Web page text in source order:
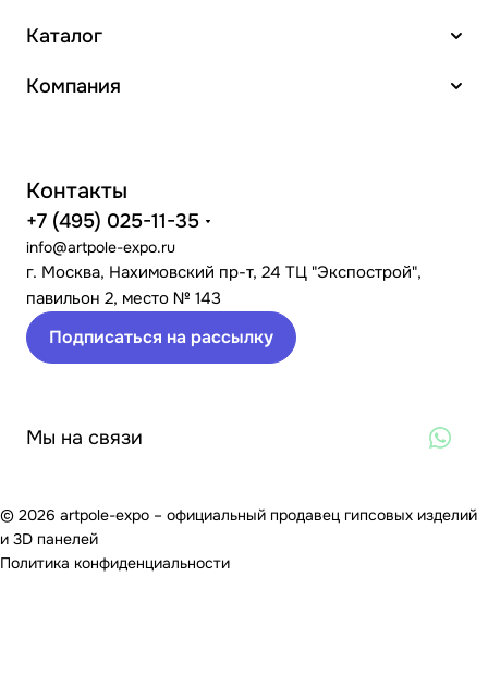
Каталог
Компания
Контакты
+7 (495) 025-11-35
info@artpole-expo.ru
г. Москва, Нахимовский пр-т, 24 ТЦ "Экспострой",
павильон 2, место № 143
Подписаться на рассылку
Мы на связи
© 2026 artpole-expo – официальный продавец гипсовых изделий
и 3D панелей
Политика конфиденциальности